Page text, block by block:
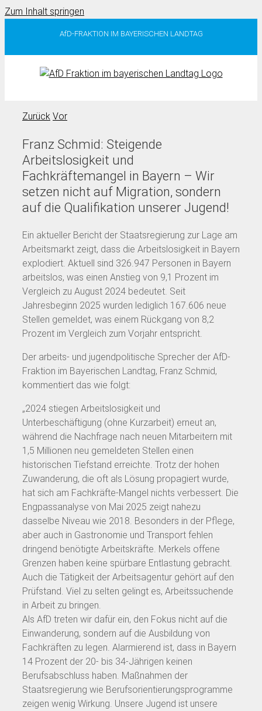
Zum Inhalt springen
AfD-FRAKTION IM BAYERISCHEN LANDTAG
Zurück Vor
Franz Schmid: Steigende
Arbeitslosigkeit und
Fachkräftemangel in Bayern – Wir
setzen nicht auf Migration, sondern
auf die Qualifikation unserer Jugend!
Ein aktueller Bericht der Staatsregierung zur Lage am
Arbeitsmarkt zeigt, dass die Arbeitslosigkeit in Bayern
explodiert. Aktuell sind 326.947 Personen in Bayern
arbeitslos, was einen Anstieg von 9,1 Prozent im
Vergleich zu August 2024 bedeutet. Seit
Jahresbeginn 2025 wurden lediglich 167.606 neue
Stellen gemeldet, was einem Rückgang von 8,2
Prozent im Vergleich zum Vorjahr entspricht.
Der arbeits- und jugendpolitische Sprecher der AfD-
Fraktion im Bayerischen Landtag, Franz Schmid,
kommentiert das wie folgt:
„2024 stiegen Arbeitslosigkeit und
Unterbeschäftigung (ohne Kurzarbeit) erneut an,
während die Nachfrage nach neuen Mitarbeitern mit
1,5 Millionen neu gemeldeten Stellen einen
historischen Tiefstand erreichte. Trotz der hohen
Zuwanderung, die oft als Lösung propagiert wurde,
hat sich am Fachkräfte-Mangel nichts verbessert. Die
Engpassanalyse von Mai 2025 zeigt nahezu
dasselbe Niveau wie 2018. Besonders in der Pflege,
aber auch in Gastronomie und Transport fehlen
dringend benötigte Arbeitskräfte. Merkels offene
Grenzen haben keine spürbare Entlastung gebracht.
Auch die Tätigkeit der Arbeitsagentur gehört auf den
Prüfstand. Viel zu selten gelingt es, Arbeitssuchende
in Arbeit zu bringen.
Als AfD treten wir dafür ein, den Fokus nicht auf die
Einwanderung, sondern auf die Ausbildung von
Fachkräften zu legen. Alarmierend ist, dass in Bayern
14 Prozent der 20- bis 34-Jährigen keinen
Berufsabschluss haben. Maßnahmen der
Staatsregierung wie Berufsorientierungsprogramme
zeigen wenig Wirkung. Unsere Jugend ist unsere